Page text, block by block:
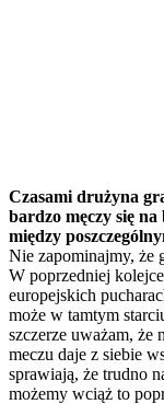
Czasami drużyna
bardzo męczy się
między
Nie zapominajmy, że
W poprzedniej
europejskich
może w tamtym
szczerze uważam, że
meczu daje z siebie
sprawiają, że trudno
możemy wciąż to